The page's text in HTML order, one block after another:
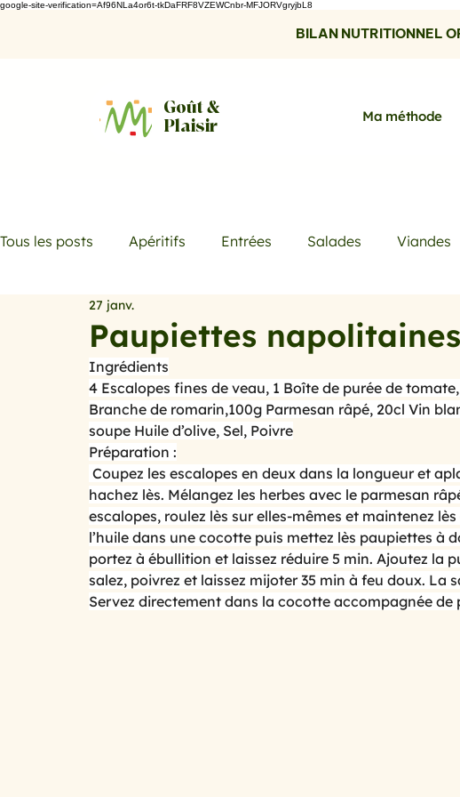
google-site-verification=Af96NLa4or6t-tkDaFRF8VZEWCnbr-MFJORVgryjbL8
BILAN NUTRITIONNEL
Goût &
Plaisir
Ma méthode
Tous les posts Apéritifs Entrées Salades Viandes
Desserts Boissons
Promotions Recettes fraicheur Quiches et tartes
cuisine au micro ondes
spécial printemps et été Le temps des fruits rouges
les légumes primeurs du mois de ma Avoir la patate
Paupiettes
27 janv.
Ingrédients
4 Escalopes fines de veau, 1 Boîte de purée de
Branche de romarin,100g Parmesan râpé, 20cl Vin
soupe Huile d’olive, Sel, Poivre
Préparation :
Coupez les escalopes en deux dans la longueur et
hachez lès. Mélangez les herbes avec le parmesan
escalopes, roulez lès sur elles-mêmes et maintenez
l’huile dans une cocotte puis mettez lès paupiettes à
portez à ébullition et laissez réduire 5 min. Ajoutez la
salez, poivrez et laissez mijoter 35 min à feu doux. La
Servez directement dans la cocotte accompagnée de